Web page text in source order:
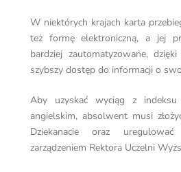
W niektórych krajach karta
też formę elektroniczną, a jej
bardziej zautomatyzowane,
szybszy dostęp do informacji o
Aby uzyskać wyciąg z
angielskim, absolwent musi
Dziekanacie oraz
zarządzeniem Rektora Uczelni